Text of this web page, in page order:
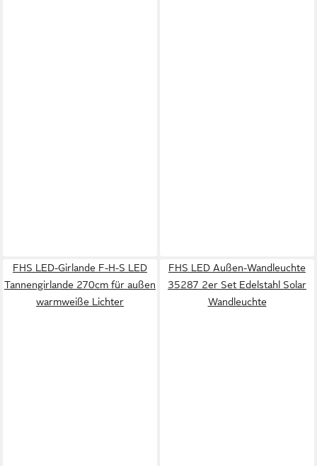
FHS LED-Girlande F-H-S LED
Tannengirlande 270cm für außen
warmweiße Lichter
FHS LED Außen-Wandleuchte
35287 2er Set Edelstahl Solar
Wandleuchte